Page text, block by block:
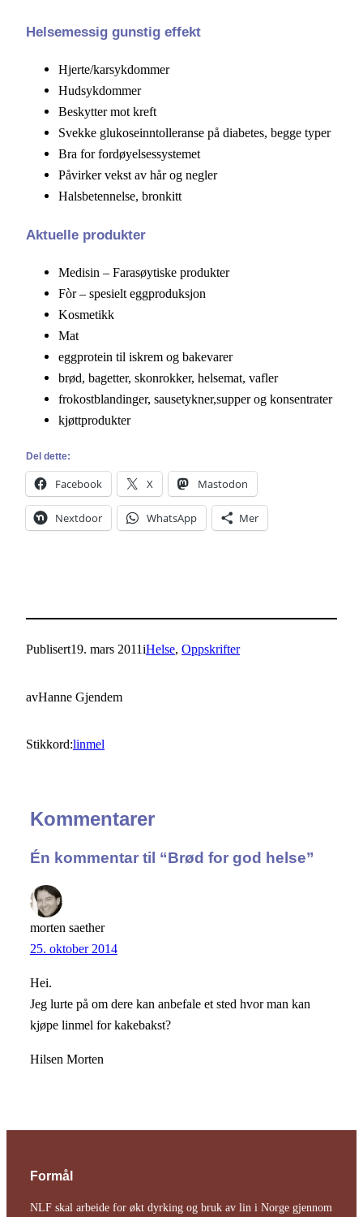
Helsemessig gunstig effekt
Hjerte/karsykdommer
Hudsykdommer
Beskytter mot kreft
Svekke glukoseinntolleranse på diabetes, begge typer
Bra for fordøyelsessystemet
Påvirker vekst av hår og negler
Halsbetennelse, bronkitt
Aktuelle produkter
Medisin – Farasøytiske produkter
Fòr – spesielt eggproduksjon
Kosmetikk
Mat
eggprotein til iskrem og bakevarer
brød, bagetter, skonrokker, helsemat, vafler
frokostblandinger, sausetykner,supper og konsentrater
kjøttprodukter
Del dette:
Facebook X Mastodon
Nextdoor WhatsApp Mer
Publisert19. mars 2011iHelse, Oppskrifter
avHanne Gjendem
Stikkord:linmel
Kommentarer
Én kommentar til “Brød for god helse”
morten saether
25. oktober 2014
Hei.
Jeg lurte på om dere kan anbefale et sted hvor man kan
kjøpe linmel for kakebakst?
Hilsen Morten
Formål
NLF skal arbeide for økt dyrking og bruk av lin i Norge gjennom